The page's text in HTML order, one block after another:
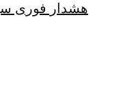
هشدار فوری